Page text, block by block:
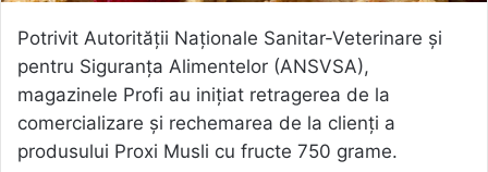
Potrivit Autorităţii Naţionale Sanitar-Veterinare şi
pentru Siguranţa Alimentelor (ANSVSA),
magazinele Profi au iniţiat retragerea de la
comercializare şi rechemarea de la clienţi a
produsului Proxi Musli cu fructe 750 grame.